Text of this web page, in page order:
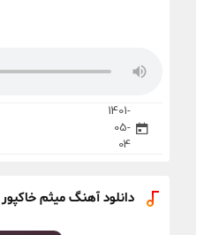
1401-
05-
04
دانلود آهنگ میثم